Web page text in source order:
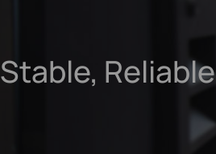
Stable,